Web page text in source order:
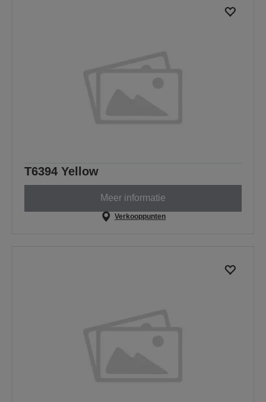
T6394 Yellow
Meer informatie
Verkooppunten